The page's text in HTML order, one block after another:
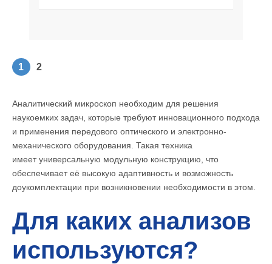
1 2
Аналитический микроскоп необходим для решения
наукоемких задач, которые требуют инновационного подхода
и применения передового оптического и электронно-
механического оборудования. Такая техника
имеет универсальную модульную конструкцию, что
обеспечивает её высокую адаптивность и возможность
доукомплектации при возникновении необходимости в этом.
Для каких анализов
используются?